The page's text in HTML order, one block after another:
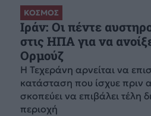
ΚΟΣΜΟΣ
Ιράν: Οι πέντε
στις ΗΠΑ για να
Ορμούζ
Η Τεχεράνη αρνείται να
κατάσταση που ίσχυε πριν
σκοπεύει να επιβάλει τέλη
περιοχή